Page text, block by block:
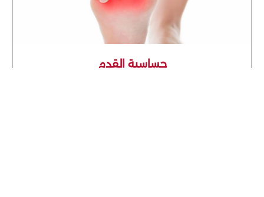
حساسية القدم